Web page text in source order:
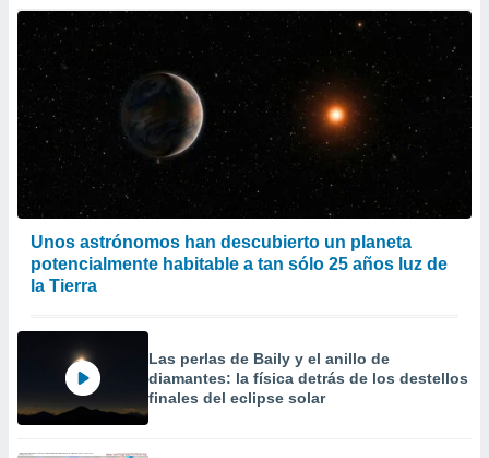
Unos astrónomos han descubierto un planeta
potencialmente habitable a tan sólo 25 años luz de
la Tierra
Las perlas de Baily y el anillo de
diamantes: la física detrás de los destellos
finales del eclipse solar